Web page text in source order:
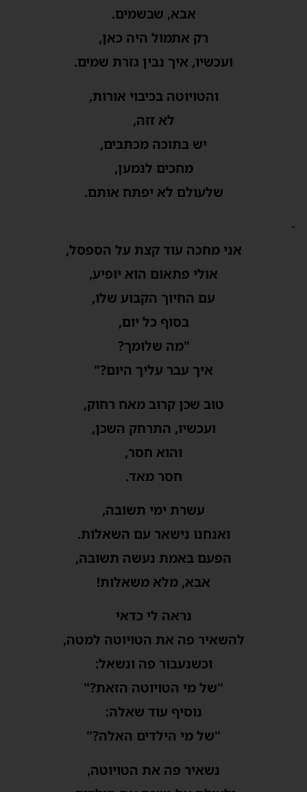
אבא, שבשמים.
רק אתמול היה כאן,
ועכשיו, איך נבין גזרת שמים.
והטויוטה בכיבוי אורות,
לא זזה,
יש בתוכה מכתבים,
מחכים לנמען,
שלעולם לא יפתח אותם.
-
אני מחכה עוד קצת על הספסל,
אולי פתאום הוא יופיע,
עם החיוך הקבוע שלו,
בסוף כל יום,
"מה שלומך?
איך עבר עליך היום?"
טוב שכן קרוב מאח רחוק,
ועכשיו, התרחק השכן,
והוא חסר,
חסר מאד.
עשרת ימי תשובה,
ואנחנו נישאר עם השאלות.
הפעם באמת נעשה תשובה,
אבא, מלא משאלות!
נראה לי כדאי
להשאיר פה את הטויוטה למטה,
וכשנעבור פה ונשאל:
"של מי הטויוטה הזאת?"
נוסיף עוד שאלה:
"של מי הילדים האלה?"
נשאיר פה את הטויוטה,